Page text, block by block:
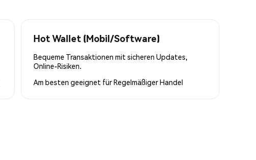
Hot Wallet (Mobil/Software)
Bequeme Transaktionen mit sicheren Updates,
Online-Risiken.
Am besten geeignet fürRegelmäßiger Handel